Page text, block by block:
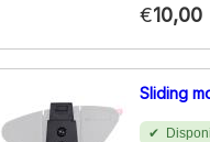
€10,00
Sliding